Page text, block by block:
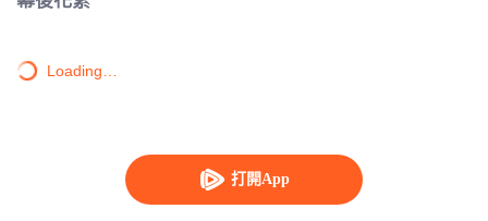
打開App
Loading…